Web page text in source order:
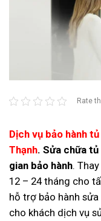
Rate
Dịch vụ bảo hành
Thạnh. Sửa chữa tủ
gian bảo hành.
12 – 24 tháng cho
hỗ trợ bảo hành
cho khách dịch vụ